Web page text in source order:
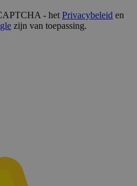
- het Privacybeleid en
zijn van toepassing.